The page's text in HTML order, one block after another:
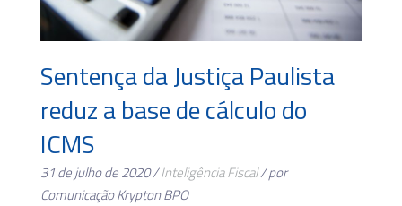
Sentença da Justiça Paulista
reduz a base de cálculo do
ICMS
31 de julho de 2020 /Inteligência Fiscal/ por
Comunicação Krypton BPO